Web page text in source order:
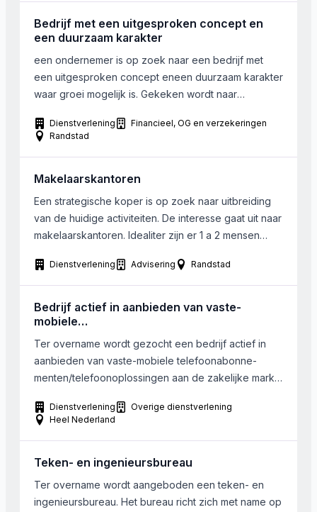
Bedrijf met een uitgesproken concept en
een duurzaam karakter
een ondernemer is op zoek naar een bedrijf met
een uitgesproken concept eneen duurzaam karakter
waar groei mogelijk is. Gekeken wordt naar
ongeveer vanaf 1 miljoen omzet, voorkeur vanaf 10
werknemers. Geen uitgesproken voorkeur voor
wenselijkheid van de volgende stap of een […]
Dienstverlening
Financieel, OG en verzekeringen
Randstad
Makelaarskantoren
Een strategische koper is op zoek naar uitbreiding
van de huidige activiteiten. De interesse gaat uit naar
makelaarskantoren. Idealiter zijn er 1 a 2 mensen
Noord-Holland te liggen.
Dienstverlening Advisering Randstad
Bedrijf actief in aanbieden van vaste-
mobiele
aan de zakelijke markt
Ter overname wordt gezocht een bedrijf actief in
aanbieden van vaste-mobiele telefoonabonne-
menten/telefoonoplossingen aan de zakelijke markt.
Zuid-Nederland of Zuid-Holland. De interesse van
de koper gaat uit naar naar bedrijven actief in de
VOIP) en hierin ook zakelijke klantenportefeuille
hebben. Bij […]
Dienstverlening
Overige dienstverlening
Heel Nederland
Teken- en ingenieursbureau
Ter overname wordt aangeboden een teken- en
ingenieursbureau. Het bureau richt zich met name op